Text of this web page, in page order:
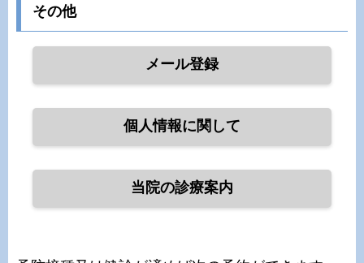
その他
メール登録
個人情報に関して
当院の診療案内